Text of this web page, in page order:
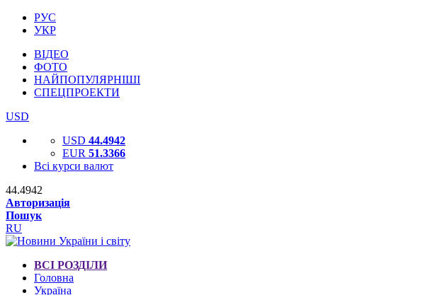
РУС
УКР
ВІДЕО
ФОТО
НАЙПОПУЛЯРНІШІ
СПЕЦПРОЕКТИ
USD
USD 44.4942
EUR 51.3366
Всі курси валют
44.4942
Авторизація
Пошук
RU
ВСІ РОЗДІЛИ
Головна
Україна